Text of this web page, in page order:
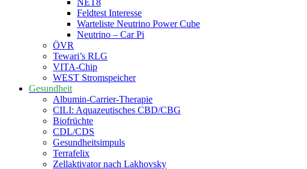
NET8
Feldtest Interesse
Warteliste Neutrino Power Cube
Neutrino – Car Pi
ÖVR
Tewari’s RLG
VITA-Chip
WEST Stromspeicher
Gesundheit
Albumin-Carrier-Therapie
CILI: Aquazeutisches CBD/CBG
Biofrüchte
CDL/CDS
Gesundheitsimpuls
Terrafelix
Zellaktivator nach Lakhovsky